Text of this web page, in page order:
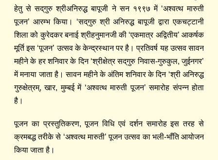
हेतु से सद्‌गुरु श्रीअनिरुद्ध बापूजी ने सन १९९७ में ‘अश्वत्थ मारुती
पूजन’ आरम्भ किया। ‘सद्‌गुरु श्री अनिरुद्ध बापूजी द्वारा एकचट्टानी
शिला को कुरेदकर बनाई श्रीहनुमानजी की ‘एकमात्र अद्वितीय’ आकर्षक
मूर्ति इस ‘पूजन’ उत्सव के केन्द्रस्थान पर है। प्रतिवर्ष यह उत्सव सावन
महीने के हर शनिवार के दिन ‘श्रीक्षेत्र सद्‌गुरु निवास-गुरुकुल, जुईनगर’
में मनाया जाता है। सावन महीने के अंतिम शनिवार के दिन ‘श्री अनिरुद्ध
गुरुक्षेत्रम्‌, खार, मुम्बई में ‘अश्वत्थ मारुती पूजन’ समारोह संपन्न होता
है।
पूजन का प्रस्तुतिकरण, पूजन विधि एवं दर्शन समारोह इस तरह से
क्रमबद्ध तरीके से ‘अश्वत्थ मारुती’ पूजन उत्सव का भली-भाँति आयोजन
किया जाता है।